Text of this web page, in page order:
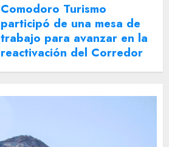
Comodoro Turismo
participó de una mesa de
trabajo para avanzar en la
reactivación del Corredor
Turístico Integrado